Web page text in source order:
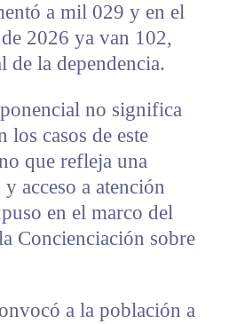
a mil 029 y en el
2026 ya van 102,
de la dependencia.
no significa
los casos de este
que refleja una
acceso a atención
en el marco del
Concienciación sobre
a la población a